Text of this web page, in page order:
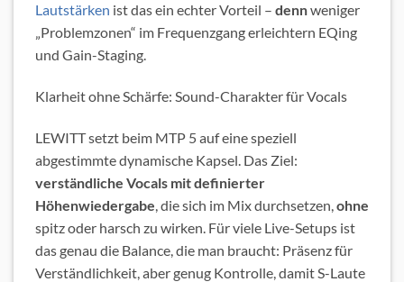
Lautstärken ist das ein echter Vorteil – dennweniger
„Problemzonen“ im Frequenzgang erleichtern EQing
und Gain-Staging.
Klarheit ohne Schärfe: Sound-Charakter für Vocals
LEWITT setzt beim MTP 5 auf eine speziell
abgestimmte dynamische Kapsel. Das Ziel:
verständliche Vocals mit definierter
Höhenwiedergabe, die sich im Mix durchsetzen,ohne
spitz oder harsch zu wirken. Für viele Live-Setups ist
das genau die Balance, die man braucht: Präsenz für
Verständlichkeit, aber genug Kontrolle, damit S-Laute